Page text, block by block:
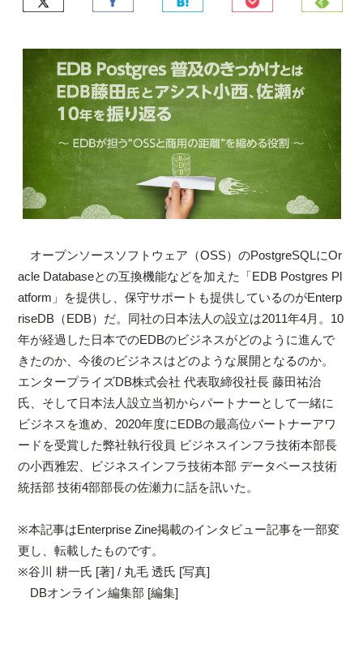
オープンソースソフトウェア（OSS）のPostgreSQLにOr
acle Databaseとの互換機能などを加えた「EDB Postgres Pl
atform」を提供し、保守サポートも提供しているのがEnterp
riseDB（EDB）だ。同社の日本法人の設立は2011年4月。10
年が経過した日本でのEDBのビジネスがどのように進んで
きたのか、今後のビジネスはどのような展開となるのか。
エンタープライズDB株式会社 代表取締役社長 藤田祐治
氏、そして日本法人設立当初からパートナーとして一緒に
ビジネスを進め、2020年度にEDBの最高位パートナーアワ
ードを受賞した弊社執行役員 ビジネスインフラ技術本部長
の小西雅宏、ビジネスインフラ技術本部 データベース技術
統括部 技術4部部長の佐瀬力に話を訊いた。
※本記事はEnterprise Zine掲載のインタビュー記事を一部変
更し、転載したものです。
※谷川 耕一氏 [著] / 丸毛 透氏 [写真]
DBオンライン編集部 [編集]